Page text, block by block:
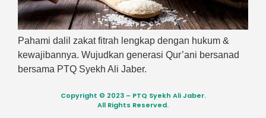
Pahami dalil zakat fitrah lengkap dengan hukum &
kewajibannya. Wujudkan generasi Qur’ani bersanad
bersama PTQ Syekh Ali Jaber.
Copyright © 2023 – PTQ Syekh Ali Jaber.
All Rights Reserved.